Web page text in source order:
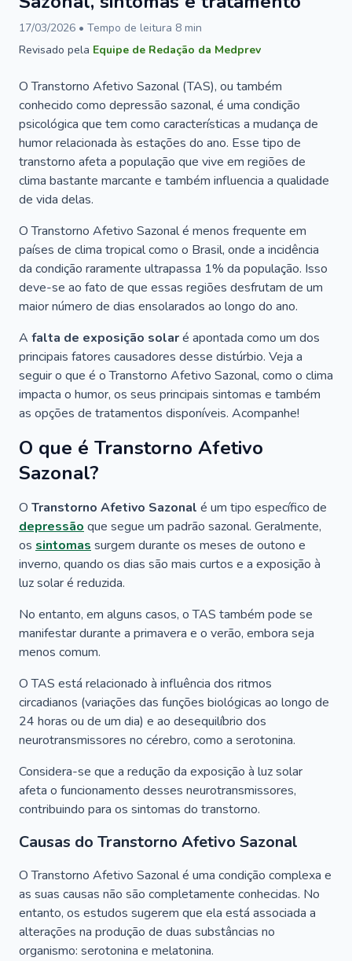
17/03/2026 • Tempo de leitura 8 min
Revisado pela Equipe de Redação da Medprev
O Transtorno Afetivo Sazonal (TAS), ou também
conhecido como depressão sazonal, é uma condição
psicológica que tem como características a mudança de
humor relacionada às estações do ano. Esse tipo de
transtorno afeta a população que vive em regiões de
clima bastante marcante e também influencia a qualidade
de vida delas.
O Transtorno Afetivo Sazonal é menos frequente em
países de clima tropical como o Brasil, onde a incidência
da condição raramente ultrapassa 1% da população. Isso
deve-se ao fato de que essas regiões desfrutam de um
maior número de dias ensolarados ao longo do ano.
A falta de exposição solaré apontada como um dos
principais fatores causadores desse distúrbio. Veja a
seguir o que é o Transtorno Afetivo Sazonal, como o clima
impacta o humor, os seus principais sintomas e também
as opções de tratamentos disponíveis. Acompanhe!
O que é Transtorno Afetivo
Sazonal?
O Transtorno Afetivo Sazonal é um tipo específico de
depressãoque segue um padrão sazonal. Geralmente,
os sintomassurgem durante os meses de outono e
inverno, quando os dias são mais curtos e a exposição à
luz solar é reduzida.
No entanto, em alguns casos, o TAS também pode se
manifestar durante a primavera e o verão, embora seja
menos comum.
O TAS está relacionado à influência dos ritmos
circadianos (variações das funções biológicas ao longo de
24 horas ou de um dia) e ao desequilíbrio dos
neurotransmissores no cérebro, como a serotonina.
Considera-se que a redução da exposição à luz solar
afeta o funcionamento desses neurotransmissores,
contribuindo para os sintomas do transtorno.
Causas do Transtorno Afetivo Sazonal
O Transtorno Afetivo Sazonal é uma condição complexa e
as suas causas não são completamente conhecidas. No
entanto, os estudos sugerem que ela está associada a
alterações na produção de duas substâncias no
organismo: serotonina e melatonina.